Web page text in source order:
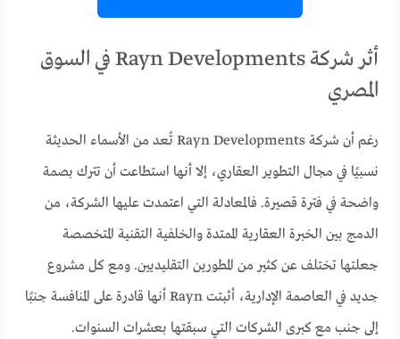
أثر شركة Rayn Developments في السوق
المصري
رغم أن شركة Rayn Developments تُعد من الأسماء الحديثة
نسبيًا في مجال التطوير العقاري، إلا أنها استطاعت أن تترك بصمة
واضحة في فترة قصيرة. فالمعادلة التي اعتمدت عليها الشركة، من
الدمج بين الخبرة العقارية الممتدة والخلفية التقنية المتخصصة
جعلتها تختلف عن كثير من المطورين التقليديين. ومع كل مشروع
جديد في العاصمة الإدارية، أثبتت Rayn أنها قادرة على المنافسة جنبًا
إلى جنب مع كبرى الشركات التي سبقتها بعشرات السنوات.